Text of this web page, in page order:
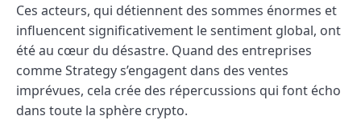
Ces acteurs, qui détiennent des sommes énormes et
influencent significativement le sentiment global, ont
été au cœur du désastre. Quand des entreprises
comme Strategy s’engagent dans des ventes
imprévues, cela crée des répercussions qui font écho
dans toute la sphère crypto.